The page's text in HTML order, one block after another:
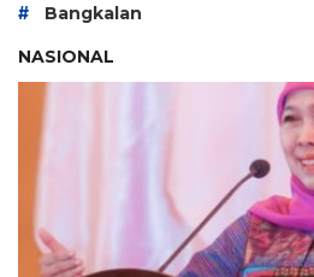
#
Bangkalan
NASIONAL